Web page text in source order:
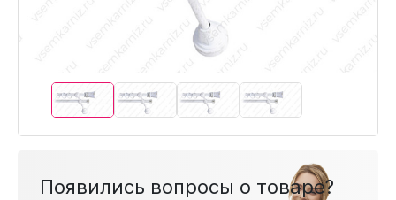
Появились вопросы о товаре?